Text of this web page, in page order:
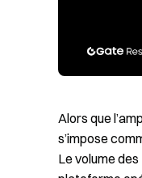
Alors que
s’impose
Le volume